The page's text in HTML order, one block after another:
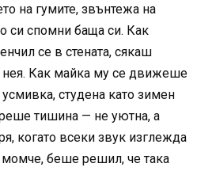
на гумите, звънтежа на
си спомни баща си. Как
се в стената, сякаш
нея. Как майка му се движеше
усмивка, студена като зимен
тишина — не уютна, а
когато всеки звук изглежда
беше решил, че така